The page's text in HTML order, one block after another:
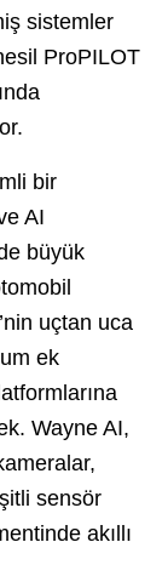
sistemler
ProPILOT
bir
AI
büyük
uçtan uca
ek
Wayne AI,
sensör
akıllı